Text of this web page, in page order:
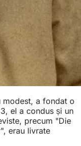
modest, a fondat o
el a condus și un
precum "Die
erau livrate